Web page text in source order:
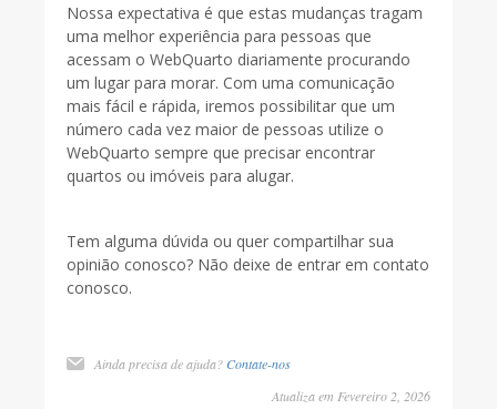
Nossa expectativa é que estas mudanças tragam
uma melhor experiência para pessoas que
acessam o WebQuarto diariamente procurando
um lugar para morar. Com uma comunicação
mais fácil e rápida, iremos possibilitar que um
número cada vez maior de pessoas utilize o
WebQuarto sempre que precisar encontrar
quartos ou imóveis para alugar.
Tem alguma dúvida ou quer compartilhar sua
opinião conosco? Não deixe de entrar em contato
conosco.
Ainda precisa de ajuda? Contate-nos
Atualiza em Fevereiro 2, 2026